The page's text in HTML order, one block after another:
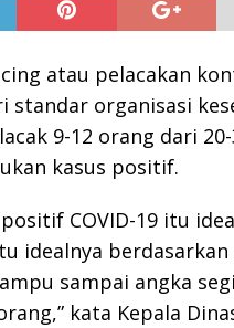
atau pelacakan
standar organisasi
9-12 orang dari
kasus positif.
COVID-19 itu
idealnya
sampai angka
kata Kepala